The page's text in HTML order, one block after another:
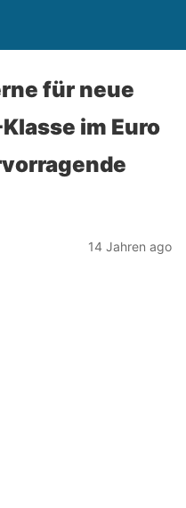
für neue
im Euro
14 Jahren ago